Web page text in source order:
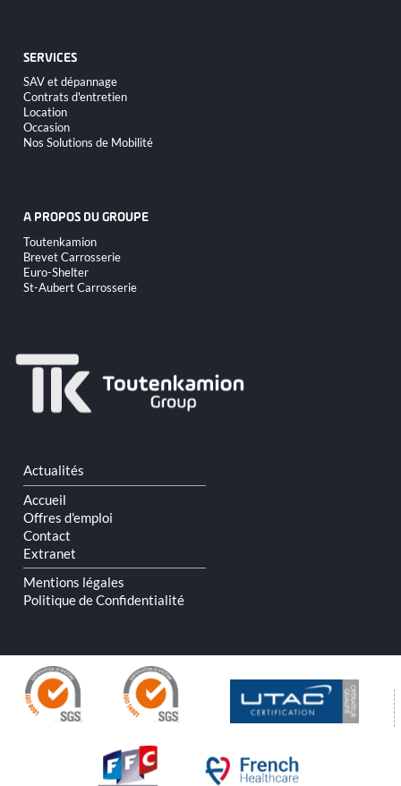
SERVICES
Aller
au
contenu
SAV et dépannage
Contrats d'entretien
Location
Occasion
Nos Solutions de Mobilité
A PROPOS DU GROUPE
Aller
au
contenu
Toutenkamion
Brevet Carrosserie
Euro-Shelter
St-Aubert Carrosserie
Aller
au
contenu
Actualités
Accueil
Offres d'emploi
Contact
Extranet
Mentions légales
Politique de Confidentialité